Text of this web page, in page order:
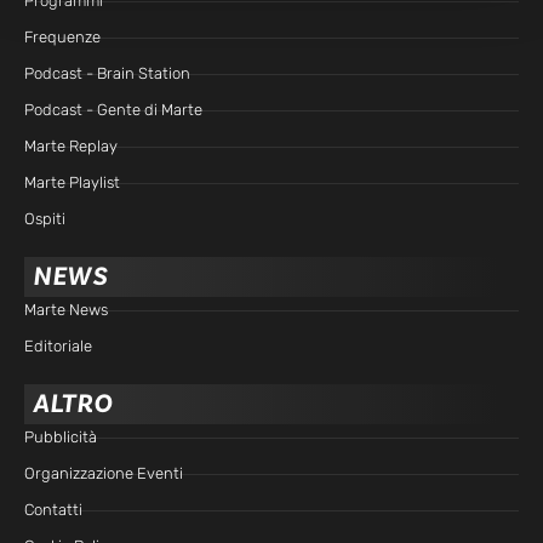
Frequenze
Podcast - Brain Station
Podcast - Gente di Marte
Marte Replay
Marte Playlist
Ospiti
NEWS
Marte News
Editoriale
ALTRO
Pubblicità
Organizzazione Eventi
Contatti